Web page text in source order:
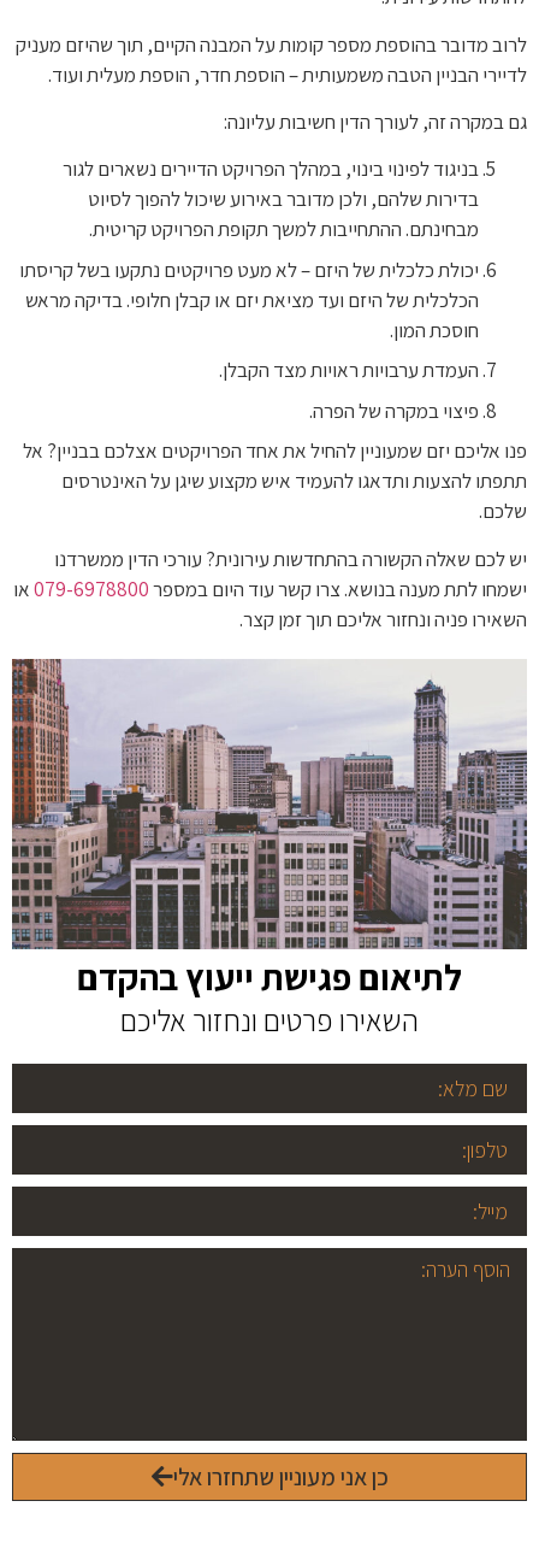
לרוב מדובר בהוספת מספר קומות על המבנה הקיים, תוך שהיזם מעניק
לדיירי הבניין הטבה משמעותית – הוספת חדר, הוספת מעלית ועוד.
גם במקרה זה, לעורך הדין חשיבות עליונה:
בניגוד לפינוי בינוי, במהלך הפרויקט הדיירים נשארים לגור
בדירות שלהם, ולכן מדובר באירוע שיכול להפוך לסיוט
מבחינתם. ההתחייבות למשך תקופת הפרויקט קריטית.
יכולת כלכלית של היזם – לא מעט פרויקטים נתקעו בשל קריסתו
הכלכלית של היזם ועד מציאת יזם או קבלן חלופי. בדיקה מראש
חוסכת המון.
העמדת ערבויות ראויות מצד הקבלן.
פיצוי במקרה של הפרה.
פנו אליכם יזם שמעוניין להחיל את אחד הפרויקטים אצלכם בבניין? אל
תתפתו להצעות ותדאגו להעמיד איש מקצוע שיגן על האינטרסים
שלכם.
יש לכם שאלה הקשורה בהתחדשות עירונית? עורכי הדין ממשרדנו
ישמחו לתת מענה בנושא. צרו קשר עוד היום במספר079-6978800או
השאירו פניה ונחזור אליכם תוך זמן קצר.
לתיאום פגישת ייעוץ בהקדם
השאירו פרטים ונחזור אליכם
כן אני מעוניין שתחזרו אלי